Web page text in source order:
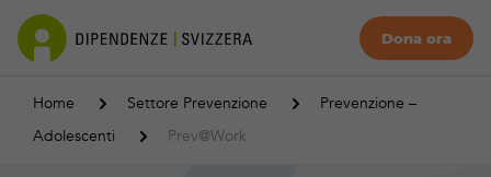
Dona ora
Home Settore Prevenzione
Prevenzione –
Adolescenti
Prev@Work